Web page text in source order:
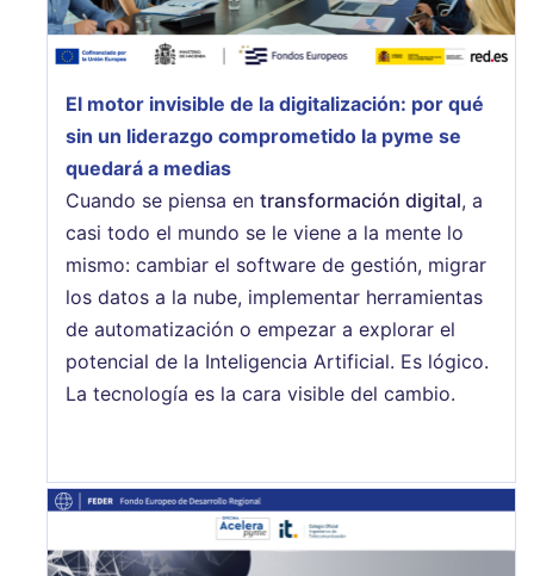
El motor invisible de la digitalización: por qué
sin un liderazgo comprometido la pyme se
quedará a medias
Cuando se piensa en transformación digital, a
casi todo el mundo se le viene a la mente lo
mismo: cambiar el software de gestión, migrar
los datos a la nube, implementar herramientas
de automatización o empezar a explorar el
potencial de la Inteligencia Artificial. Es lógico.
La tecnología es la cara visible del cambio.